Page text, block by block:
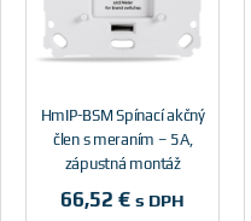
HmIP-BSM Spínací akčný
člen s meraním – 5A,
zápustná montáž
66,52€ s DPH